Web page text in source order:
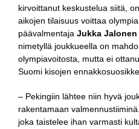
kirvoittanut keskustelua siitä,
aikojen tilaisuus voittaa
päävalmentaja Jukka Jalonen
nimetyllä joukkueella on
olympiavoitosta, mutta ei
Suomi kisojen
– Pekingiin lähtee niin hyvä
rakentamaan
joka taistelee ihan varmasti